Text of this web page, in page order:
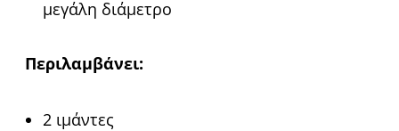
μεγάλη διάμετρο
Περιλαμβάνει:
2 ιμάντες